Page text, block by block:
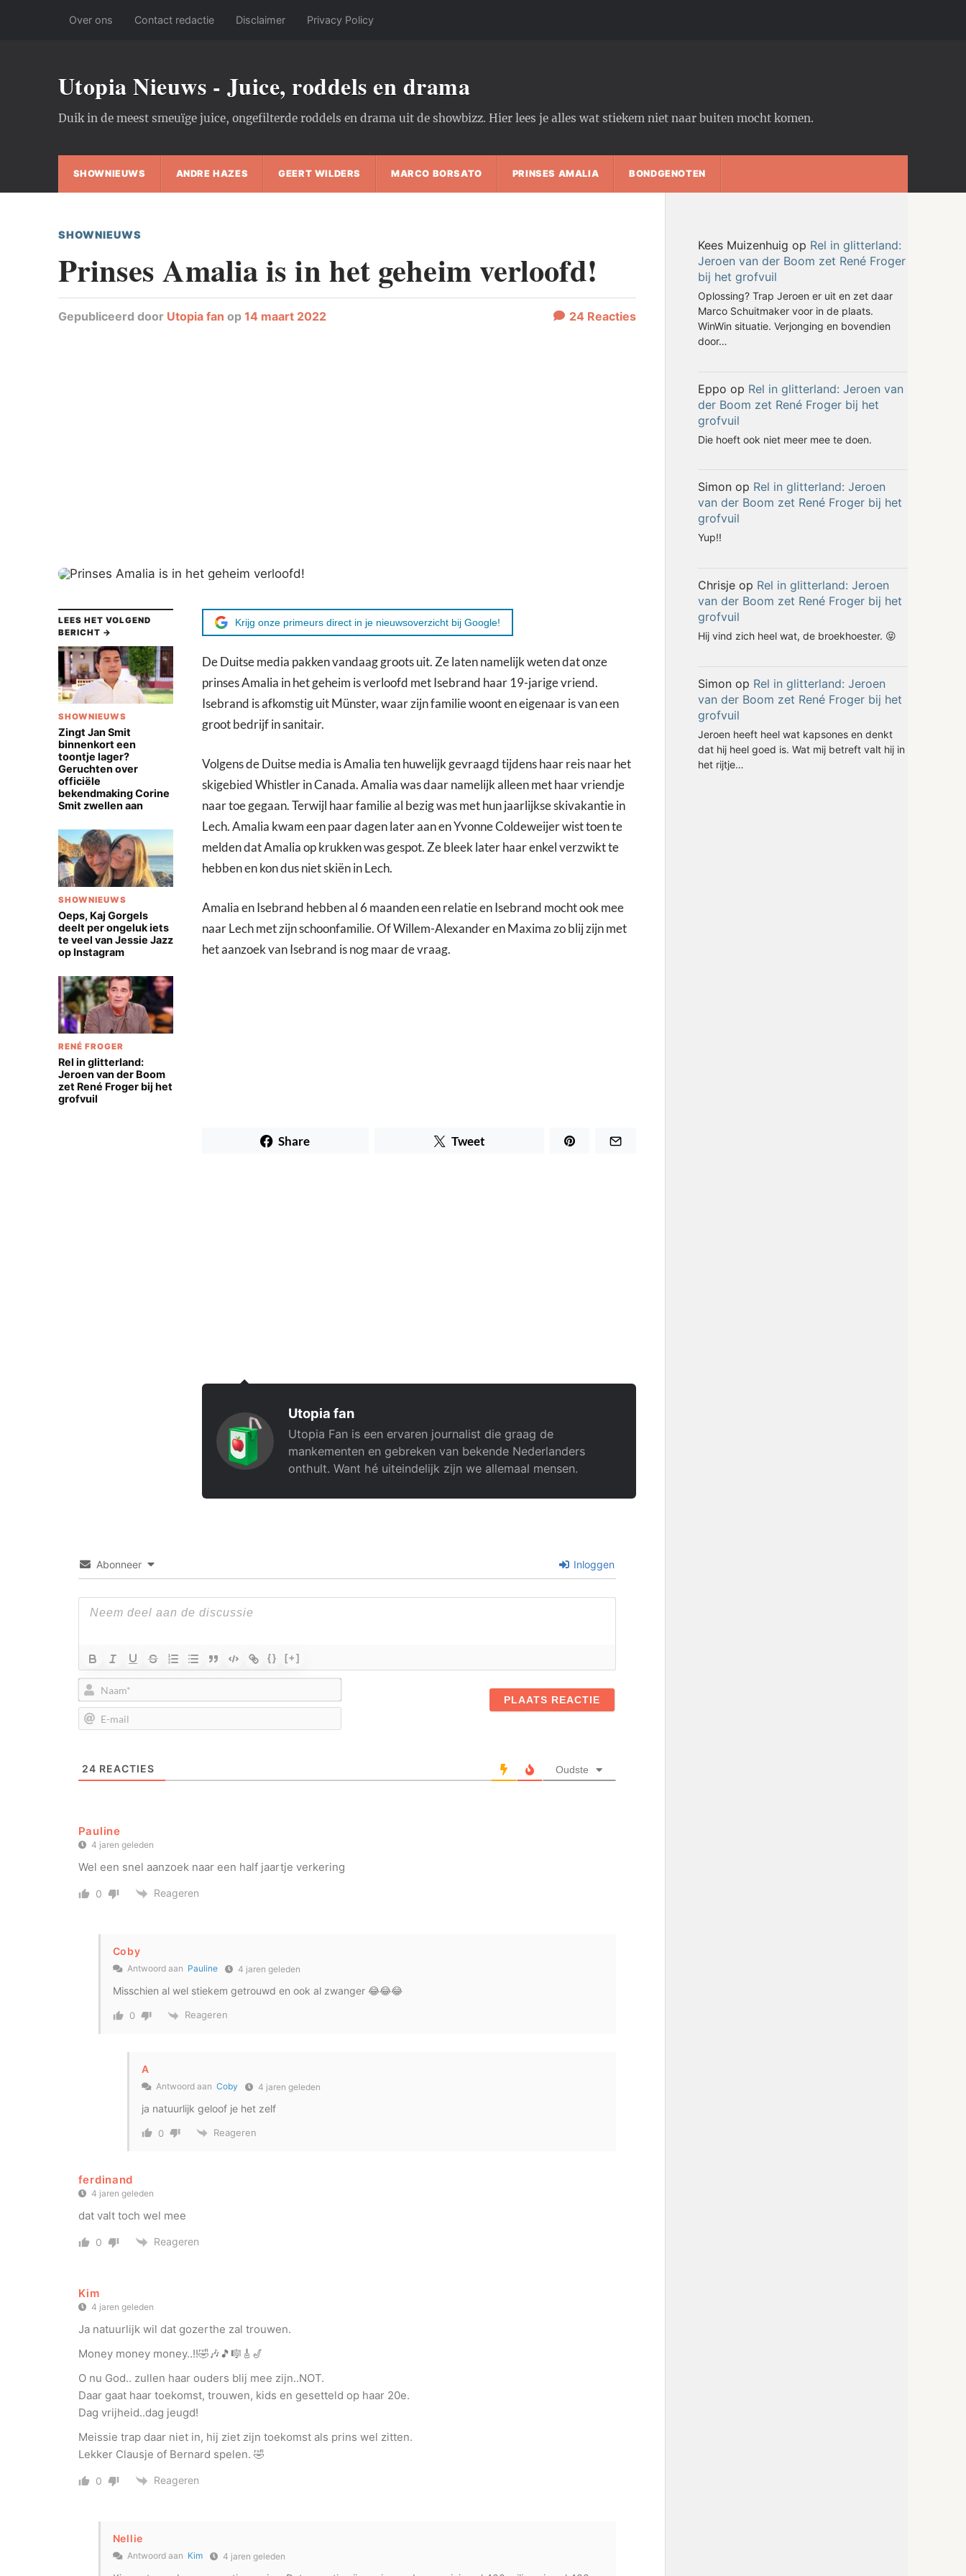
Over ons Contact redactie Disclaimer Privacy Policy
Utopia Nieuws - Juice, roddels en drama
Duik in de meest smeuïge juice, ongefilterde roddels en drama uit de showbizz. Hier lees je alles wat stiekem niet naar buiten mocht komen.
SHOWNIEUWS ANDRE HAZES GEERT WILDERS MARCO BORSATO PRINSES AMALIA BONDGENOTEN
SHOWNIEUWS
Prinses Amalia is in het geheim verloofd!
Gepubliceerd door Utopia fan op 14 maart 2022 24 Reacties
LEES HET VOLGEND
BERICHT →
SHOWNIEUWS
Zingt Jan Smit
binnenkort een
toontje lager?
Geruchten over
officiële
bekendmaking Corine
Smit zwellen aan
SHOWNIEUWS
Oeps, Kaj Gorgels
deelt per ongeluk iets
te veel van Jessie Jazz
op Instagram
RENÉ FROGER
Rel in glitterland:
Jeroen van der Boom
zet René Froger bij het
grofvuil
Krijg onze primeurs direct in je nieuwsoverzicht bij Google!
De Duitse media pakken vandaag groots uit. Ze laten namelijk weten dat onze
prinses Amalia in het geheim is verloofd met Isebrand haar 19-jarige vriend.
Isebrand is afkomstig uit Münster, waar zijn familie woont en eigenaar is van een
groot bedrijf in sanitair.
Volgens de Duitse media is Amalia ten huwelijk gevraagd tijdens haar reis naar het
skigebied Whistler in Canada. Amalia was daar namelijk alleen met haar vriendje
naar toe gegaan. Terwijl haar familie al bezig was met hun jaarlijkse skivakantie in
Lech. Amalia kwam een paar dagen later aan en Yvonne Coldeweijer wist toen te
melden dat Amalia op krukken was gespot. Ze bleek later haar enkel verzwikt te
hebben en kon dus niet skiën in Lech.
Amalia en Isebrand hebben al 6 maanden een relatie en Isebrand mocht ook mee
naar Lech met zijn schoonfamilie. Of Willem-Alexander en Maxima zo blij zijn met
het aanzoek van Isebrand is nog maar de vraag.
Share Tweet
Utopia fan
Utopia Fan is een ervaren journalist die graag de
mankementen en gebreken van bekende Nederlanders
onthult. Want hé uiteindelijk zijn we allemaal mensen.
Abonneer Inloggen
{} [+]
Naam*
mail
24 REACTIES Oudste
Pauline
4 jaren geleden
Wel een snel aanzoek naar een half jaartje verkering
0 Reageren
Coby
Antwoord aan Pauline 4 jaren geleden
Misschien al wel stiekem getrouwd en ook al zwanger 😂😂😂
0 Reageren
A
Antwoord aan Coby 4 jaren geleden
ja natuurlijk geloof je het zelf
0 Reageren
ferdinand
4 jaren geleden
dat valt toch wel mee
0 Reageren
Kim
4 jaren geleden
Ja natuurlijk wil dat gozerthe zal trouwen.
Money money money..!!🤣🎶🎵🎼🎸🎷
O nu God.. zullen haar ouders blij mee zijn..NOT.
Daar gaat haar toekomst, trouwen, kids en gesetteld op haar 20e.
Dag vrijheid..dag jeugd!
Meissie trap daar niet in, hij ziet zijn toekomst als prins wel zitten.
Lekker Clausje of Bernard spelen. 🤣
0 Reageren
Nellie
Antwoord aan Kim 4 jaren geleden
Kees Muizenhuig op Rel in glitterland:
Jeroen van der Boom zet René Froger
bij het grofvuil
Oplossing? Trap Jeroen er uit en zet daar
Marco Schuitmaker voor in de plaats.
WinWin situatie. Verjonging en bovendien
door…
Eppo op Rel in glitterland: Jeroen van
der Boom zet René Froger bij het
grofvuil
Die hoeft ook niet meer mee te doen.
Simonop Rel in glitterland: Jeroen
van der Boom zet René Froger bij het
grofvuil
Yup!!
Chrisjeop Rel in glitterland: Jeroen
van der Boom zet René Froger bij het
grofvuil
Hij vind zich heel wat, de broekhoester. 😝
Simonop Rel in glitterland: Jeroen
van der Boom zet René Froger bij het
grofvuil
Jeroen heeft heel wat kapsones en denkt
dat hij heel goed is. Wat mij betreft valt hij in
het rijtje…